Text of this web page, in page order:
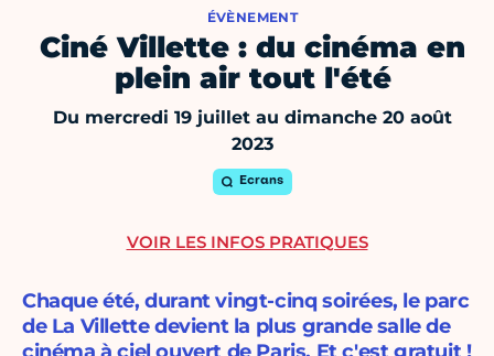
ÉVÈNEMENT
Ciné Villette : du cinéma en
plein air tout l'été
Du mercredi 19 juillet au dimanche 20 août
2023
Ecrans
Chaque été, durant vingt-cinq soirées, le parc
de La Villette devient la plus grande salle de
VOIR LES INFOS PRATIQUES